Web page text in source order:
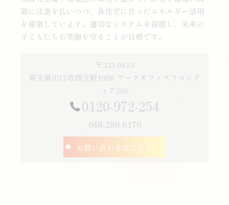
面に注意を払いつつ、各住宅に合ったエネルギー活用
を提案しています。適切なシステムを設置し、未来の
子どもたちの笑顔を守ることが目標です。
〒333-0813
埼玉県川口市西立野1058 ワークオフィスフロンテ
ィア206
0120-972-254
048-280-6170
お問い合わせはこちら